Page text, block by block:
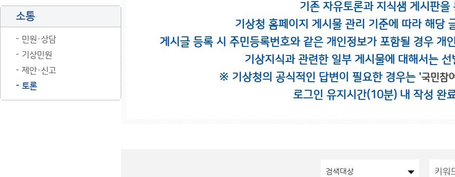
소통
민원·상담
기상민원
제안·신고
토론
기존 자유토론과 지식샘 게시판을
기상청 홈페이지 게시물 관리 기준에 따라 해당
게시글 등록 시 주민등록번호와 같은 개인정보가 포함될 경우 개
기상지식과 관련한 일부 게시물에 대해서는
※ 기상청의 공식적인 답변이 필요한 경우는 '국민참
로그인 유지시간(10분) 내 작성 완